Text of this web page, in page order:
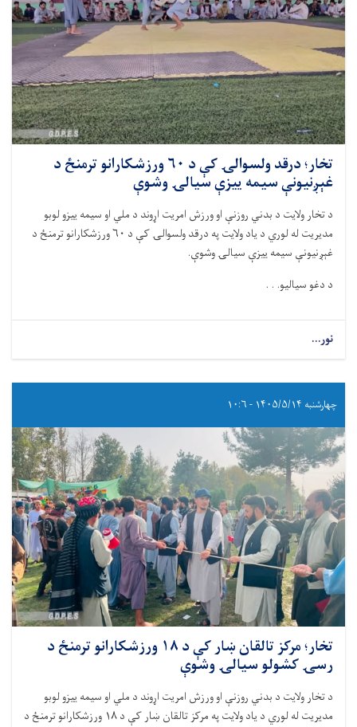
تخار؛ درقد ولسوالۍ کې د ۶۰ ورزشکارانو ترمنځ د
غېږنیونې سیمه ییزې سيالۍ وشوې
د تخار ولايت د بدني روزنې او ورزش امريت اړوند د ملي او سيمه ييزو لوبو
مديريت له لوري د ياد ولايت په درقد ولسوالۍ کې د ۶۰ ورزشکارانو ترمنځ د
غېږنیونې سیمه ییزې سيالۍ وشوې.
د دغو سياليو. . .
نور...
چهارشنبه ۱۴۰۵/۵/۱۴ - ۱۰:۶
تخار؛ مرکز تالقان ښار کې د ۱۸ ورزشکارانو ترمنځ د
رسۍ کشولو سيالۍ وشوې
د تخار ولايت د بدني روزنې او ورزش امريت اړوند د ملي او سيمه ييزو لوبو
مديريت له لوري د ياد ولايت په مرکز تالقان ښار کې د ۱۸ ورزشکارانو ترمنځ د